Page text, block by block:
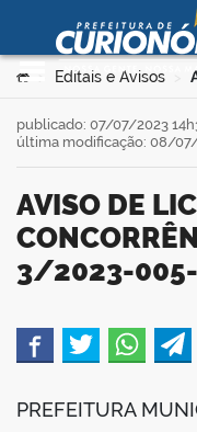
Ir para o conteúdo
Você está aqui:
Editais e Avisos >
AVISO DE LICITAÇÃO –
3/2023-005-
publicado: 07/07/2023
última modificação: 08/
PREFEITURA